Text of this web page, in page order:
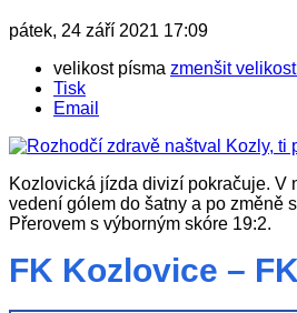
pátek, 24 září 2021 17:09
velikost písma zmenšit
Tisk
Email
Kozlovická jízda divizí pokračuje. V
vedení gólem do šatny a po změně
Přerovem s výborným skóre 19:2.
FK Kozlovice –